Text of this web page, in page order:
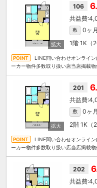
106
敷 0ヶ月
1階 1K（
LINE問い合わせオンライ
ーカー物件多数取り扱い店当店掲載
201
敷 0ヶ月
2階 1K（
LINE問い合わせオンライ
ーカー物件多数取り扱い店当店掲載
202